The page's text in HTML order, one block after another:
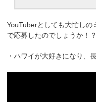
YouTuberとしても大忙し
で応募したのでしょうか！？
・ハワイが大好きになり、